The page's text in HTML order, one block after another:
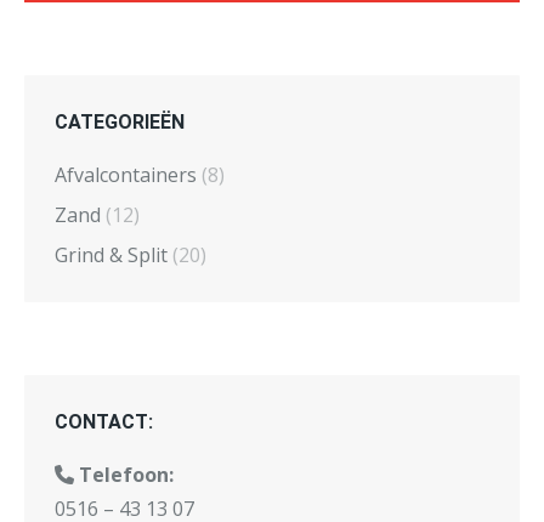
CATEGORIEËN
Afvalcontainers (8)
Zand (12)
Grind & Split (20)
CONTACT:
Telefoon:
0516 – 43 13 07